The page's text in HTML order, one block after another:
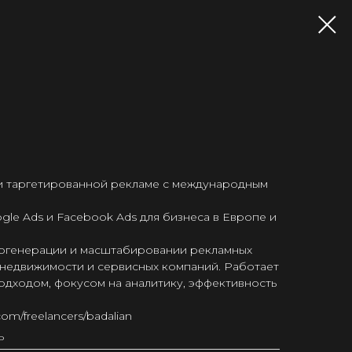
таргетированной рекламе с международным
Ads и Facebook Ads для бизнеса в Европе и
и масштабировании рекламных
и сервисных компаний. Работает
фокусом на аналитику, эффективность
freelancers/badalian